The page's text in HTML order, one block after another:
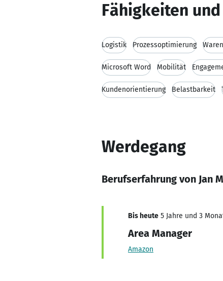
Fähigkeiten
Logistik Prozessoptimierung
Microsoft Word Mobilität
Kundenorientierung Belastbarkeit
Werdegang
Berufserfahrung von Jan
Bis heute 5 Jahre und 3
Area Manager
Amazon